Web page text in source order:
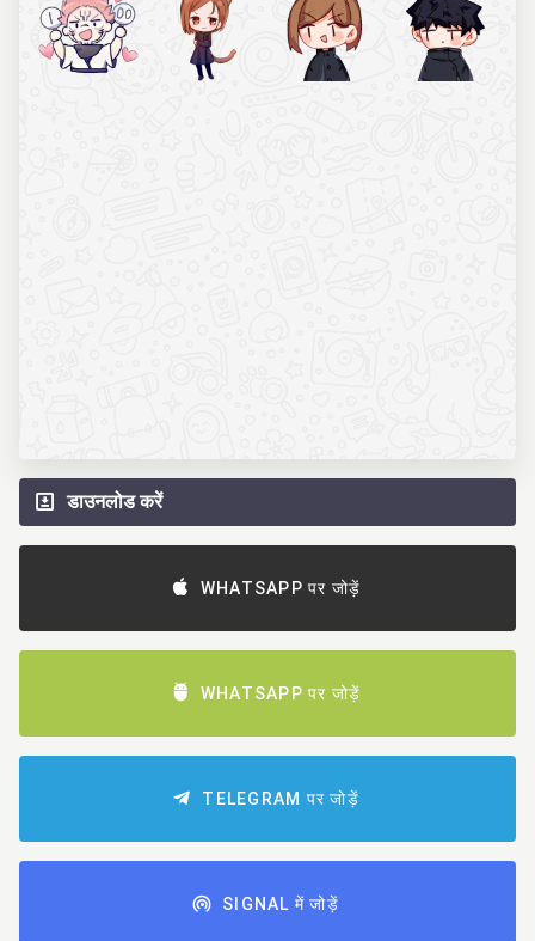
डाउनलोड करें
WHATSAPP पर जोड़ें
WHATSAPP पर जोड़ें
TELEGRAM पर जोड़ें
SIGNAL में जोड़ें